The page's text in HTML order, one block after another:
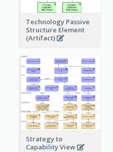
Technology Passive
Structure Element
(Artifact)
Strategy to
Capability View